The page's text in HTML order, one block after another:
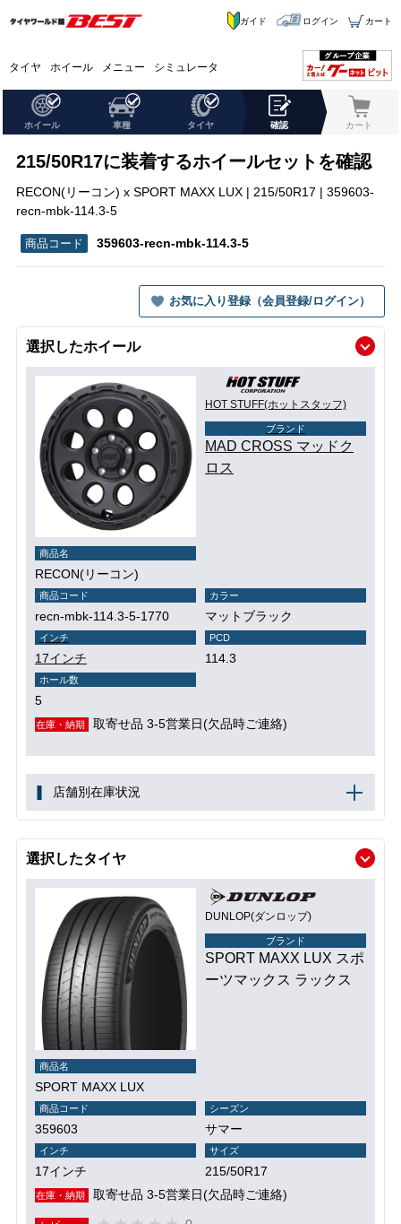
タイヤ ホイール メニュー シミュレータ
ガイド ログイン カート
ホイール 車種 タイヤ 確認 カート
215/50R17に装着するホイールセットを確認
RECON(リーコン) x SPORT MAXX LUX | 215/50R17 | 359603-
recn-mbk-114.3-5
359603-recn-mbk-114.3-5
お気に入り登録（会員登録/ログイン）
選択したホイール
HOT STUFF(ホットスタッフ)
ブランド
MAD CROSS マッドク
ロス
商品名
RECON(リーコン)
商品コード
recn-mbk-114.3-5-1770
カラー
マットブラック
インチ
17インチ
PCD
114.3
ホール数
5
在庫・納期 取寄せ品 3-5営業日(欠品時ご連絡)
店舗別在庫状況
選択したタイヤ
DUNLOP(ダンロップ)
ブランド
SPORT MAXX LUX スポ
ーツマックス ラックス
商品名
SPORT MAXX LUX
商品コード
359603
シーズン
サマー
インチ
17インチ
サイズ
215/50R17
在庫・納期 取寄せ品 3-5営業日(欠品時ご連絡)